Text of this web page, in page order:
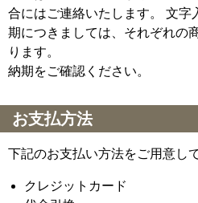
合にはご連絡いたします。 文字
期につきましては、それぞれの
ります。
納期をご確認ください。
お支払方法
下記のお支払い方法をご用意し
クレジットカード